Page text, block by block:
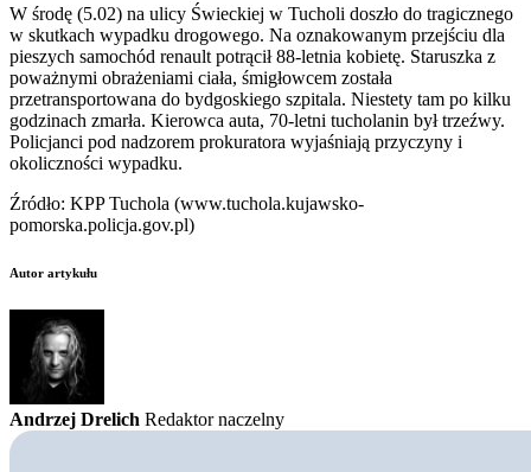
W środę (5.02) na ulicy Świeckiej w Tucholi doszło do tragicznego
w skutkach wypadku drogowego. Na oznakowanym przejściu dla
pieszych samochód renault potrącił 88-letnia kobietę. Staruszka z
poważnymi obrażeniami ciała, śmigłowcem została
przetransportowana do bydgoskiego szpitala. Niestety tam po kilku
godzinach zmarła. Kierowca auta, 70-letni tucholanin był trzeźwy.
Policjanci pod nadzorem prokuratora wyjaśniają przyczyny i
okoliczności wypadku.
Źródło: KPP Tuchola (www.tuchola.kujawsko-
pomorska.policja.gov.pl)
Autor artykułu
Andrzej Drelich Redaktor naczelny